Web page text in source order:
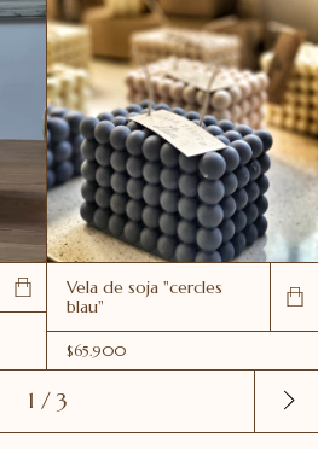
Vela de soja "cercles
blau"
$65.900
1 / 3